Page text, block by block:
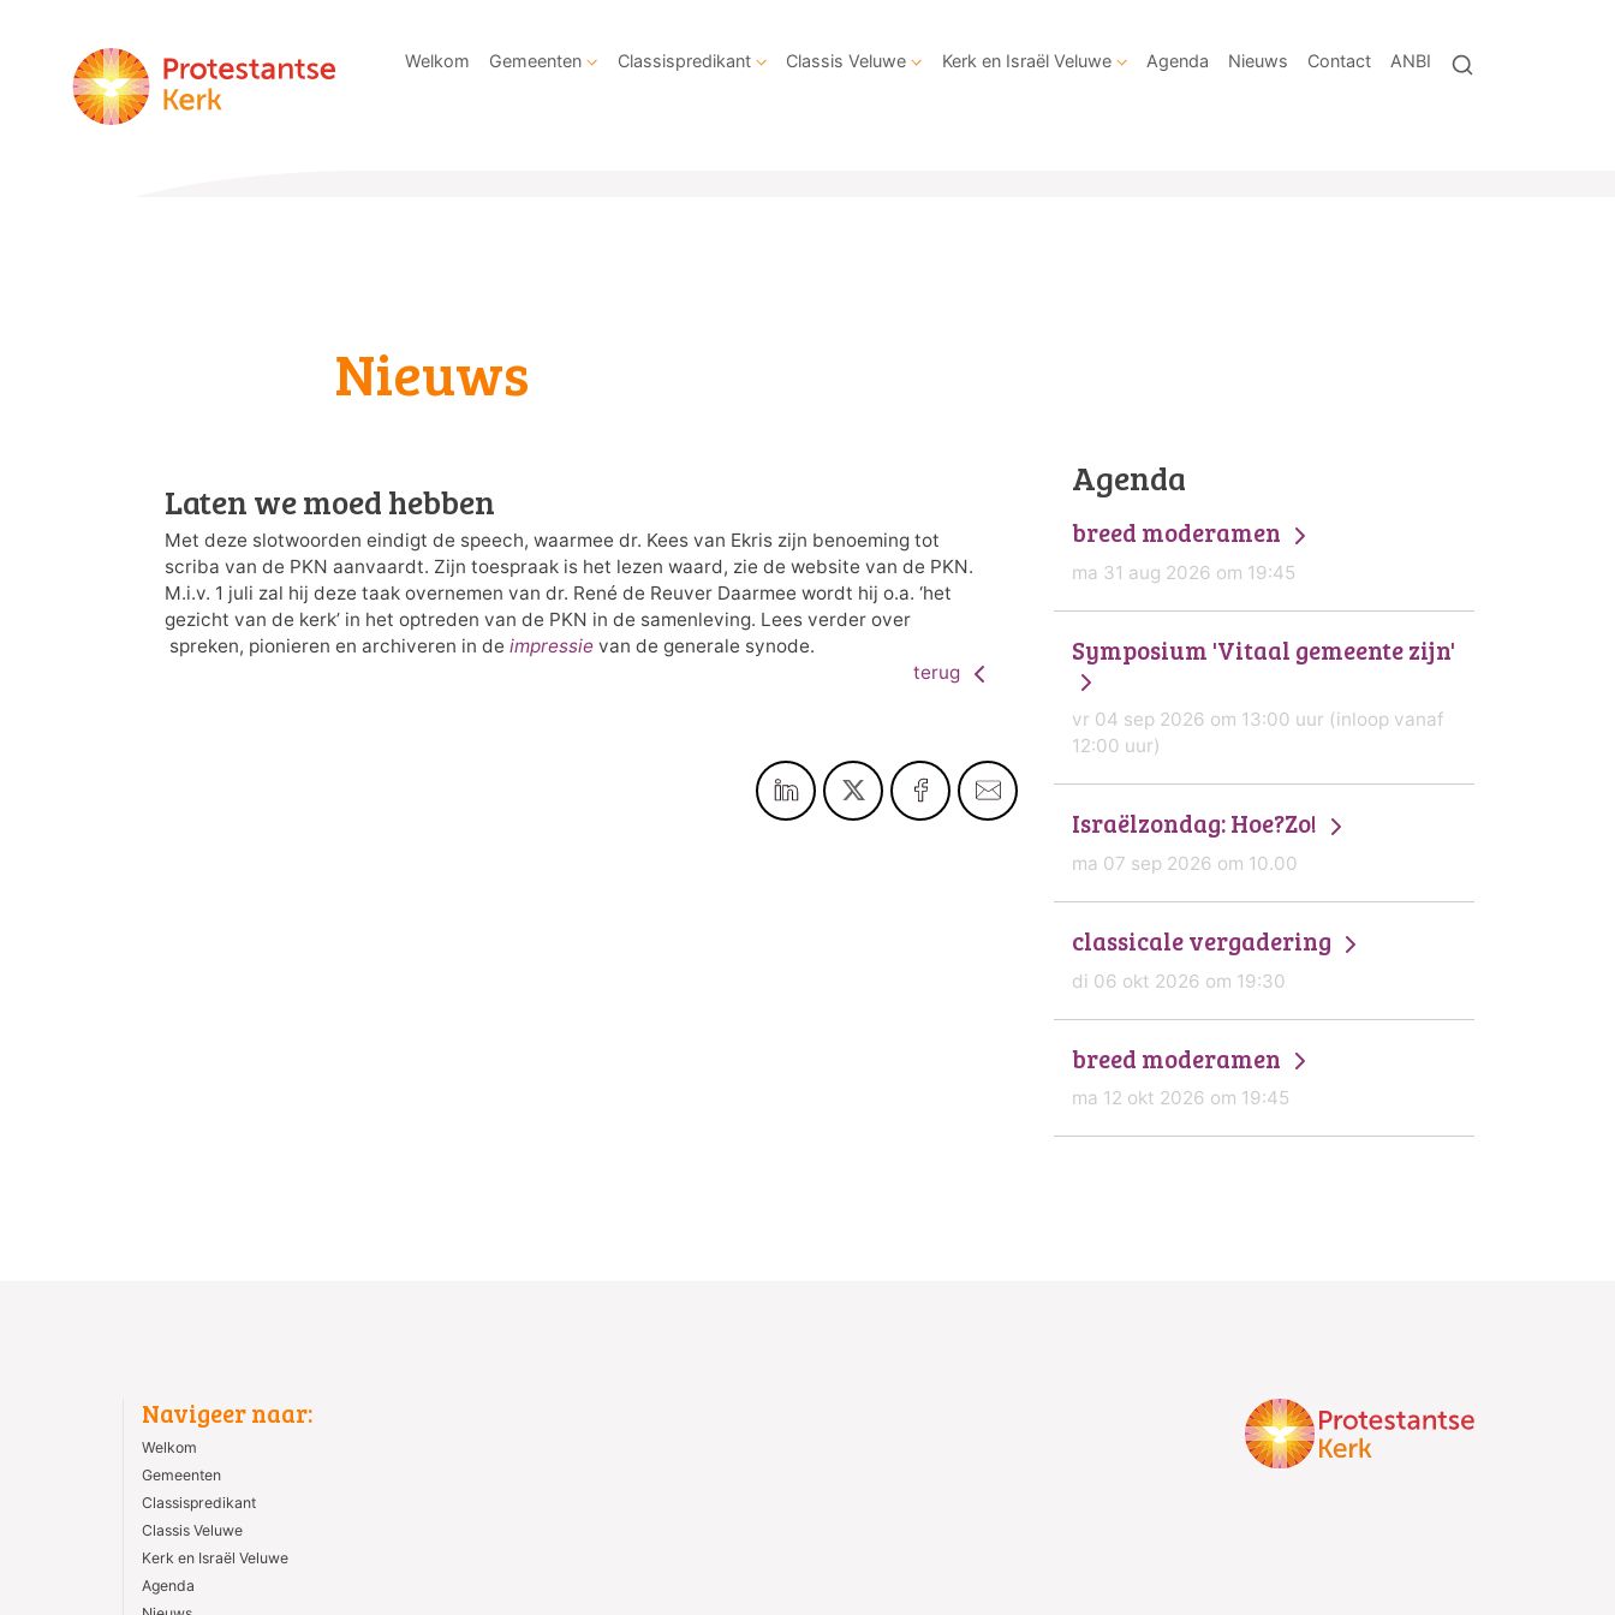
Welkom Gemeenten Classispredikant Classis Veluwe Kerk en Israël Veluwe Agenda Nieuws Contact ANBI
Nieuws
Laten we moed hebben
Met deze slotwoorden eindigt de speech, waarmee dr. Kees van Ekris zijn benoeming tot
scriba van de PKN aanvaardt. Zijn toespraak is het lezen waard, zie de website van de PKN.
M.i.v. 1 juli zal hij deze taak overnemen van dr. René de Reuver Daarmee wordt hij o.a. ‘het
gezicht van de kerk’ in het optreden van de PKN in de samenleving. Lees verder over
spreken, pionieren en archiveren in de impressie van de generale synode.
terug
Agenda
breed moderamen
ma 31 aug 2026 om 19:45
Symposium 'Vitaal gemeente zijn'
vr 04 sep 2026 om 13:00 uur (inloop vanaf
12:00 uur)
Israëlzondag: Hoe?Zo!
ma 07 sep 2026 om 10.00
classicale vergadering
di 06 okt 2026 om 19:30
breed moderamen
ma 12 okt 2026 om 19:45
Navigeer naar:
Welkom
Gemeenten
Classispredikant
Classis Veluwe
Kerk en Israël Veluwe
Agenda